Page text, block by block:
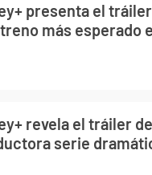
presenta el
más esperado
revela el tráiler
serie